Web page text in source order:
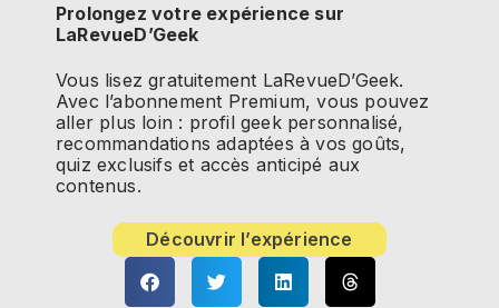
Prolongez votre expérience sur
LaRevueD’Geek
Vous lisez gratuitement LaRevueD’Geek.
Avec l’abonnement Premium, vous pouvez
aller plus loin : profil geek personnalisé,
recommandations adaptées à vos goûts,
quiz exclusifs et accès anticipé aux
contenus.
Découvrir l’expérience